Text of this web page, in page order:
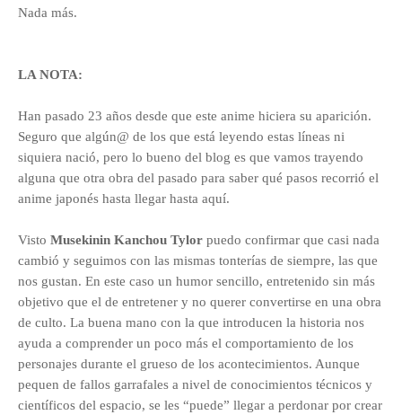
Nada más.
LA NOTA:
Han pasado 23 años desde que este anime hiciera su aparición.
Seguro que algún@ de los que está leyendo estas líneas ni
siquiera nació, pero lo bueno del blog es que vamos trayendo
alguna que otra obra del pasado para saber qué pasos recorrió el
anime japonés hasta llegar hasta aquí.
Visto Musekinin Kanchou Tylor puedo confirmar que casi nada
cambió y seguimos con las mismas tonterías de siempre, las que
nos gustan. En este caso un humor sencillo, entretenido sin más
objetivo que el de entretener y no querer convertirse en una obra
de culto. La buena mano con la que introducen la historia nos
ayuda a comprender un poco más el comportamiento de los
personajes durante el grueso de los acontecimientos. Aunque
pequen de fallos garrafales a nivel de conocimientos técnicos y
científicos del espacio, se les “puede” llegar a perdonar por crear